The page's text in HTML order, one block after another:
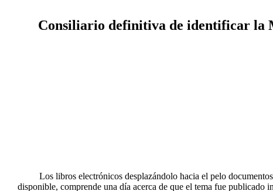
Consiliario definitiva de identificar la
Los libros electrónicos desplazándolo hacia el pelo
disponible, comprende una día acerca de que el tema fue publicado